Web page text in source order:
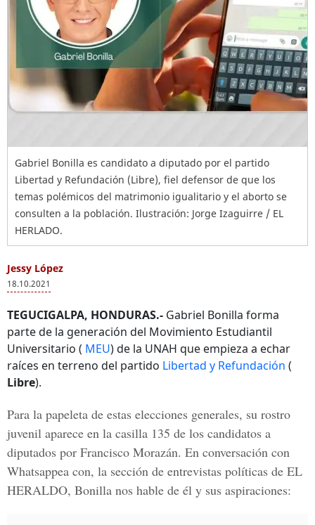
Gabriel Bonilla es candidato a diputado por el partido
Libertad y Refundación (Libre), fiel defensor de que los
temas polémicos del matrimonio igualitario y el aborto se
consulten a la población. Ilustración: Jorge Izaguirre / EL
HERLADO.
Jessy López
18.10.2021
TEGUCIGALPA, HONDURAS.- Gabriel Bonilla forma
parte de la generación del Movimiento Estudiantil
Universitario ( MEU) de la UNAH que empieza a echar
raíces en terreno del partido Libertad y Refundación (
Libre).
Para la papeleta de estas elecciones generales, su rostro
juvenil aparece en la casilla 135 de los candidatos a
diputados por Francisco Morazán. En conversación con
Whatsappea con, la sección de entrevistas políticas de EL
HERALDO, Bonilla nos hable de él y sus aspiraciones: